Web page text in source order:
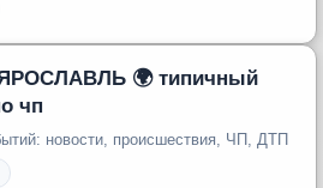
🌍 типичный
чп
новости, происшествия, ЧП, ДТП